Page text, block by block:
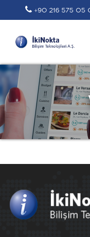
+90 216 575 05